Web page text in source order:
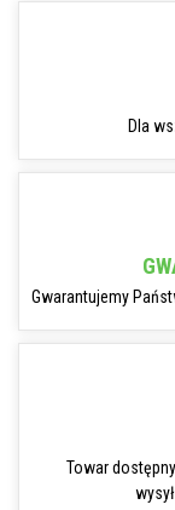
Dla
Gwarantujemy
Towar